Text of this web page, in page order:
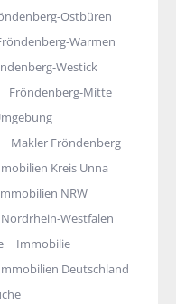
Ostbüren
Warmen
Westick
Fröndenberg-Mitte
Makler Fröndenberg
Kreis Unna
NRW
Westfalen
Immobilie
Deutschland